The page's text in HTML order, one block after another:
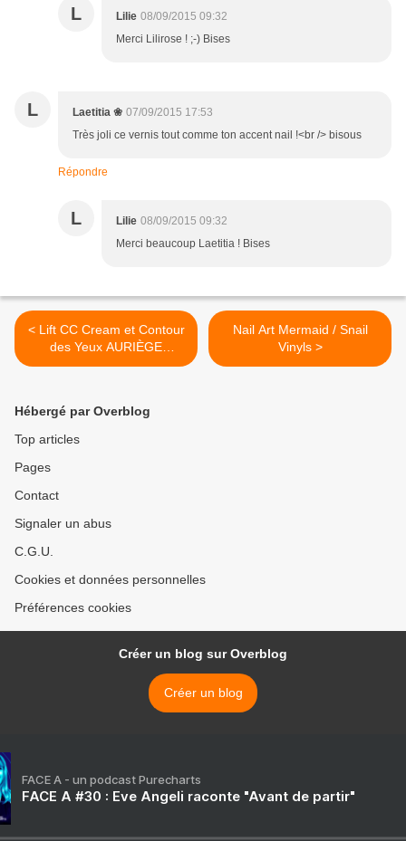
L Lilie 08/09/2015 09:32
Merci Lilirose ! ;-) Bises
L Laetitia ❀ 07/09/2015 17:53
Très joli ce vernis tout comme ton accent nail !<br /> bisous
Répondre
L Lilie 08/09/2015 09:32
Merci beaucoup Laetitia ! Bises
< Lift CC Cream et Contour
des Yeux AURIÈGE
Expertise
Nail Art Mermaid / Snail
Vinyls >
Hébergé par Overblog
Top articles
Pages
Contact
Signaler un abus
C.G.U.
Cookies et données personnelles
Préférences cookies
Créer un blog sur Overblog
Créer un blog
FACE A - un podcast Purecharts
FACE A #30 : Eve Angeli raconte "Avant de partir"